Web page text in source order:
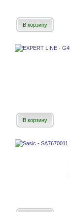
В корзину
В корзину